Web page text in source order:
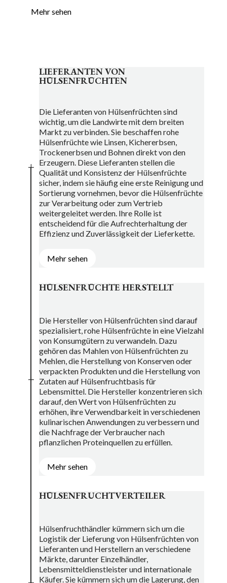
Mehr sehen
L
LIEFERANTEN VON
HÜLSENFRÜCHTEN
Die Lieferanten von Hülsenfrüchten sind
wichtig, um die Landwirte mit dem breiten
Markt zu verbinden. Sie beschaffen rohe
Hülsenfrüchte wie Linsen, Kichererbsen,
Trockenerbsen und Bohnen direkt von den
Erzeugern. Diese Lieferanten stellen die
Qualität und Konsistenz der Hülsenfrüchte
sicher, indem sie häufig eine erste Reinigung und
Sortierung vornehmen, bevor die Hülsenfrüchte
zur Verarbeitung oder zum Vertrieb
weitergeleitet werden. Ihre Rolle ist
entscheidend für die Aufrechterhaltung der
Effizienz und Zuverlässigkeit der Lieferkette.
Mehr sehen
L
HÜLSENFRÜCHTE HERSTELLT
Die Hersteller von Hülsenfrüchten sind darauf
spezialisiert, rohe Hülsenfrüchte in eine Vielzahl
von Konsumgütern zu verwandeln. Dazu
gehören das Mahlen von Hülsenfrüchten zu
Mehlen, die Herstellung von Konserven oder
verpackten Produkten und die Herstellung von
Zutaten auf Hülsenfruchtbasis für
Lebensmittel. Die Hersteller konzentrieren sich
darauf, den Wert von Hülsenfrüchten zu
erhöhen, ihre Verwendbarkeit in verschiedenen
kulinarischen Anwendungen zu verbessern und
die Nachfrage der Verbraucher nach
pflanzlichen Proteinquellen zu erfüllen.
Mehr sehen
HÜLSENFRUCHTVERTEILER
Hülsenfruchthändler kümmern sich um die
Logistik der Lieferung von Hülsenfrüchten von
Lieferanten und Herstellern an verschiedene
Märkte, darunter Einzelhändler,
Lebensmitteldienstleister und internationale
Käufer. Sie kümmern sich um die Lagerung, den